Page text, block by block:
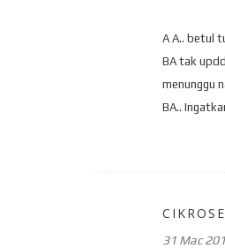
A A.. betul
BA tak
menunggu
BA..
31 Mac